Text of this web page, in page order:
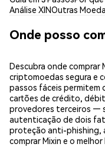
Análise XINOutras
Onde posso
Descubra onde comprar
criptomoedas segura e
passos fáceis permitem
cartões de crédito,
provedores terceiros —
autenticação de dois
proteção anti-phishing,
comprar Mixin e o